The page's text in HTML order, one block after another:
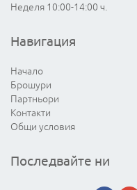
Неделя 10:00-14:00 ч.
Навигация
Начало
Брошури
Партньори
Контакти
Общи условия
Последвайте ни